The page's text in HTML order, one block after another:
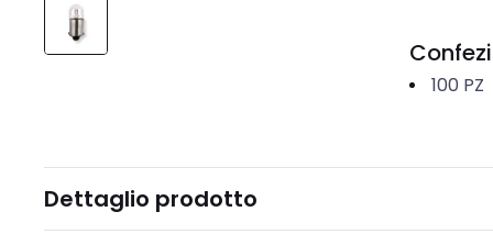
100 PZ
Dettaglio prodotto